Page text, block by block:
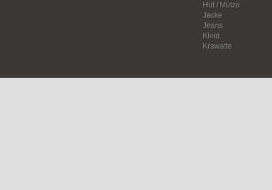
Hut / Mütze
Jacke
Jeans
Kleid
Krawatte